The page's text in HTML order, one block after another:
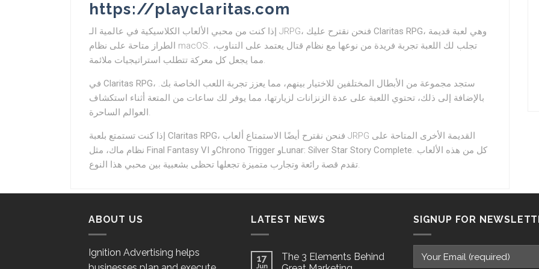
https://playclaritas.com
Claritas RPG، وهي لعبة قديمة
الطراز متاحة على نظام macOS. تجلب لك اللعبة تجربة فريدة من نوعها مع نظام قتال يعتمد على التناوب،
مما يجعل كل معركة تتطلب استراتيجيات ملائمة.
Claritas RPG، ستجد مجموعة من الأبطال المختلفين للاختيار بينهم، مما يعزز تجربة اللعب الخاصة بك.
بالإضافة إلى ذلك، تحتوي اللعبة على عدة الزنزانات لزيارتها، مما يوفر لك ساعات من المتعة أثناء استكشاف
العوالم الساحرة.
Claritas RPG، فنحن نقترح أيضًا الاستمتاع ألعاب JRPG القديمة الأخرى المتاحة على
Final Fantasy VI وChrono Trigger وLunar: Silver Star Story Complete. كل من هذه الألعاب
تقدم قصة رائعة وتجارب متميزة تجعلها تحظى بشعبية بين محبي هذا النوع.
ABOUT US
Ignition Advertising helps
LATEST NEWS
17
Jun
The 3 Elements Behind
SIGNUP FOR